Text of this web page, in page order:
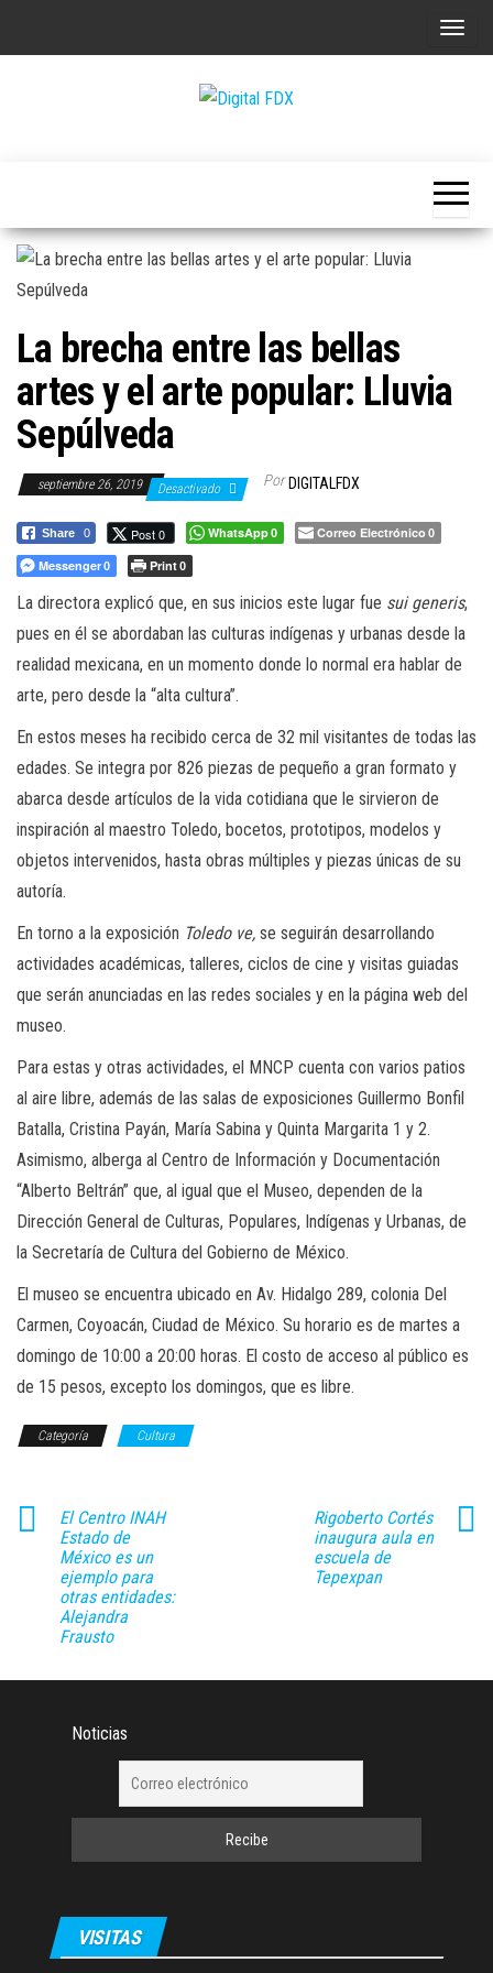
A
n
a
v
La brecha entre las bellas
artes y el arte popular: Lluvia
Sepúlveda
septiembre 26, 2019 Desactivado Por DIGITALFDX
Share 0 Post 0 WhatsApp0 Correo Electrónico 0
Messenger0 Print0
La directora explicó que, en sus inicios este lugar fue sui generis,
pues en él se abordaban las culturas indígenas y urbanas desde la
realidad mexicana, en un momento donde lo normal era hablar de
arte, pero desde la “alta cultura”.
En estos meses ha recibido cerca de 32 mil visitantes de todas las
edades. Se integra por 826 piezas de pequeño a gran formato y
abarca desde artículos de la vida cotidiana que le sirvieron de
inspiración al maestro Toledo, bocetos, prototipos, modelos y
objetos intervenidos, hasta obras múltiples y piezas únicas de su
autoría.
En torno a la exposición Toledo ve, se seguirán desarrollando
actividades académicas, talleres, ciclos de cine y visitas guiadas
que serán anunciadas en las redes sociales y en la página web del
museo.
Para estas y otras actividades, el MNCP cuenta con varios patios
al aire libre, además de las salas de exposiciones Guillermo Bonfil
Batalla, Cristina Payán, María Sabina y Quinta Margarita 1 y 2.
Asimismo, alberga al Centro de Información y Documentación
“Alberto Beltrán” que, al igual que el Museo, dependen de la
Dirección General de Culturas, Populares, Indígenas y Urbanas, de
la Secretaría de Cultura del Gobierno de México.
El museo se encuentra ubicado en Av. Hidalgo 289, colonia Del
Carmen, Coyoacán, Ciudad de México. Su horario es de martes a
domingo de 10:00 a 20:00 horas. El costo de acceso al público es
de 15 pesos, excepto los domingos, que es libre.
Categoría Cultura
El Centro INAH
Estado de
México es un
ejemplo para
otras entidades:
Alejandra
Frausto
Rigoberto Cortés
inaugura aula en
escuela de
Tepexpan
Noticias
VISITAS